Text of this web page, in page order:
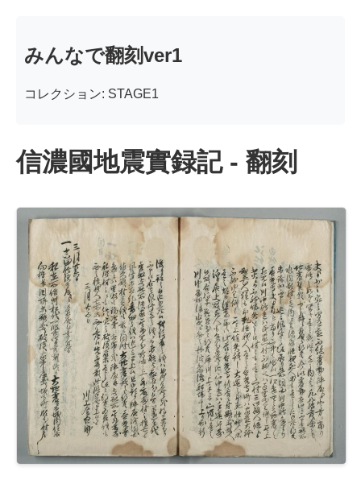
みんなで翻刻ver1
コレクション: STAGE1
信濃國地震實録記 - 翻刻